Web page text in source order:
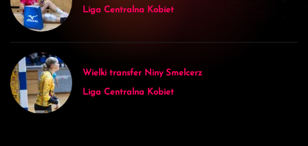
Liga Centralna Kobiet
Wielki transfer Niny Smelcerz
Liga Centralna Kobiet